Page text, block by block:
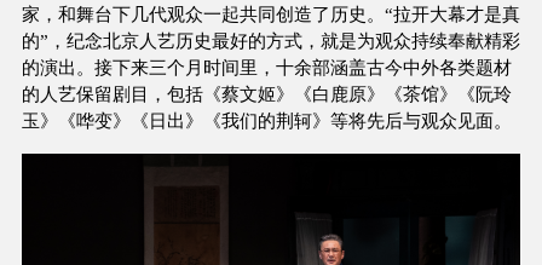
家，和舞台下几代观众一起共同创造了历史。“拉开大幕才是真
的”，纪念北京人艺历史最好的方式，就是为观众持续奉献精彩
的演出。接下来三个月时间里，十余部涵盖古今中外各类题材
的人艺保留剧目，包括《蔡文姬》《白鹿原》《茶馆》《阮玲
玉》《哗变》《日出》《我们的荆轲》等将先后与观众见面。